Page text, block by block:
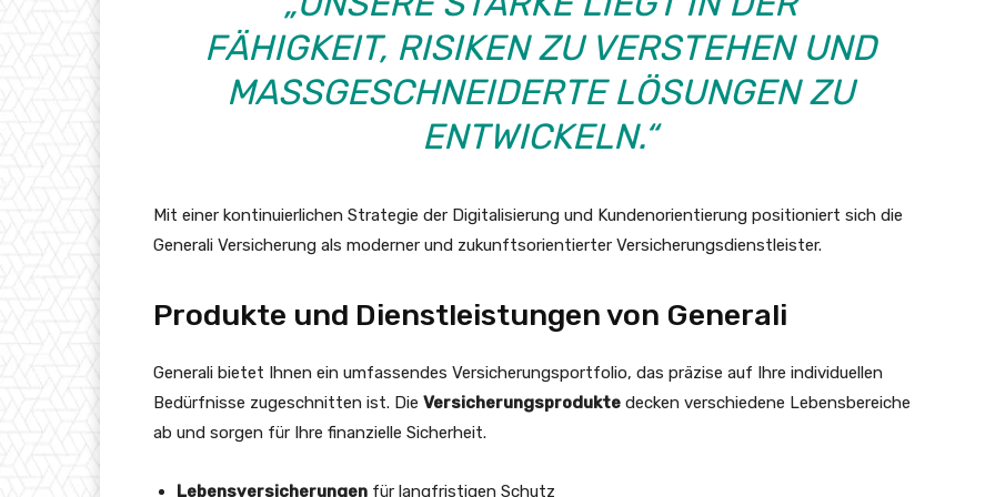
FÄHIGKEIT, RISIKEN ZU VERSTEHEN UND
MASSGESCHNEIDERTE LÖSUNGEN ZU E
NTWICKELN.“
Mit einer kontinuierlichen Strategie der Digitalisierung und Kundenorientierung positioniert sich die
Generali Versicherung als moderner und zukunftsorientierter Versicherungsdienstleister.
Produkte und Dienstleistungen von Generali
Generali bietet Ihnen ein umfassendes Versicherungsportfolio, das präzise auf Ihre individuellen
Bedürfnisse zugeschnitten ist. Die Versicherungsprodukte decken verschiedene Lebensbereiche
ab und sorgen für Ihre finanzielle Sicherheit.
Lebensversicherungen für langfristigen Schutz